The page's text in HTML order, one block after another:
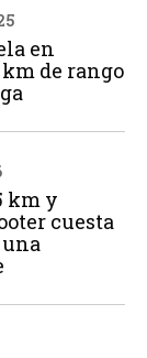
en
de rango
km y
cuesta
una